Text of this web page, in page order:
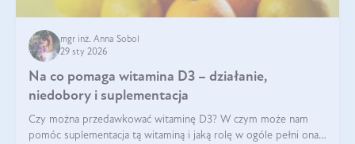
mgr inż. Anna Sobol
29 sty 2026
Na co pomaga witamina D3 – działanie,
niedobory i suplementacja
Czy można przedawkować witaminę D3? W czym może nam
pomóc suplementacja tą witaminą i jaką rolę w ogóle pełni ona